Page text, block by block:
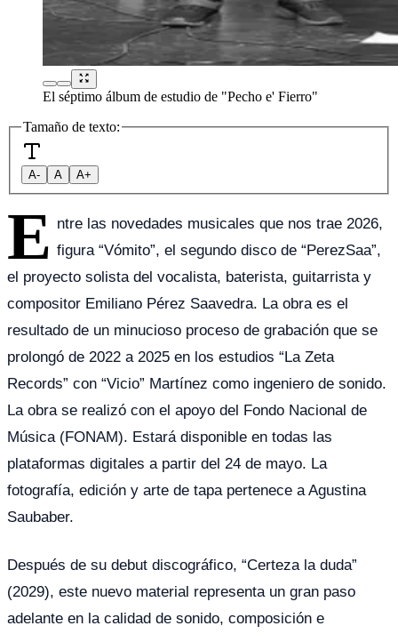
El séptimo álbum de estudio de "Pecho e' Fierro"
Tamaño de texto:
A- A A+
E ntre las novedades musicales que nos trae 2026,
figura “Vómito”, el segundo disco de “PerezSaa”,
el proyecto solista del vocalista, baterista, guitarrista y
compositor Emiliano Pérez Saavedra. La obra es el
resultado de un minucioso proceso de grabación que se
prolongó de 2022 a 2025 en los estudios “La Zeta
Records” con “Vicio” Martínez como ingeniero de sonido.
La obra se realizó con el apoyo del Fondo Nacional de
Música (FONAM). Estará disponible en todas las
plataformas digitales a partir del 24 de mayo. La
fotografía, edición y arte de tapa pertenece a Agustina
Saubaber.
Después de su debut discográfico, “Certeza la duda”
(2029), este nuevo material representa un gran paso
adelante en la calidad de sonido, composición e